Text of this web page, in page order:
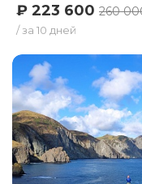
₽ 223 600 260
/ за 10 дней